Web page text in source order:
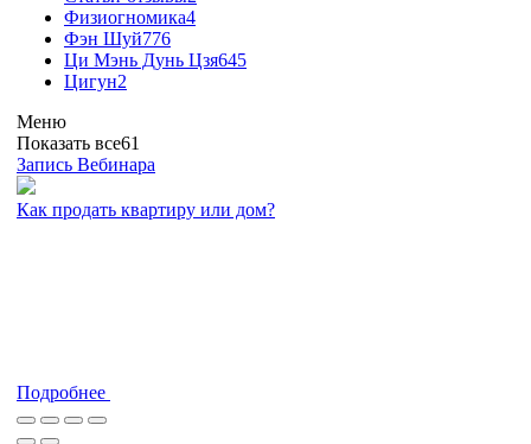
Физиогномика4
Фэн Шуй776
Ци Мэнь Дунь Цзя645
Цигун2
Меню
Показать все61
Запись Вебинара
Как продать квартиру или дом?
Подробнее